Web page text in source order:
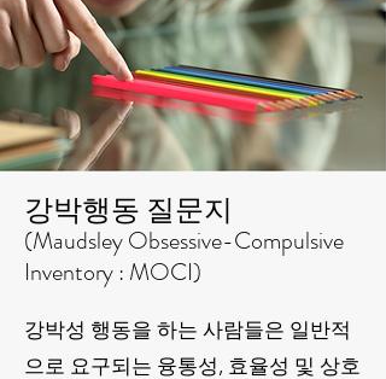
강박행동 질문지
(Maudsley Obsessive-Compulsive
Inventory : MOCI)
강박성 행동을 하는 사람들은 일반적
으로 요구되는 융통성, 효율성 및 상호